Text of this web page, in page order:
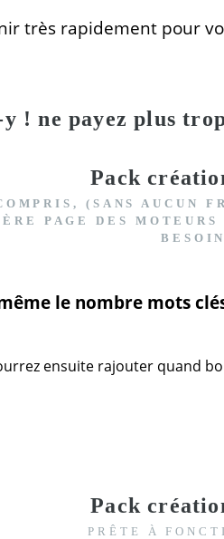
très rapidement pour
y ! ne payez plus
Pack
(SANS AUCUN
PAGE DES
le nombre mots
ensuite rajouter quand
Pack
PRÊTE À